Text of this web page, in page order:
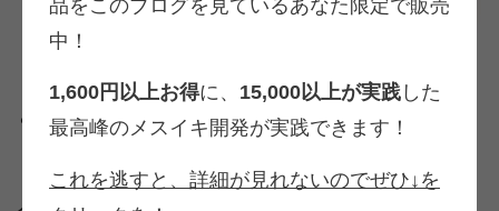
どんな人に向いてる？
→ドライ・メスイキの様々な快感を味わいたい
人。手間のかからないのが好きな人。
品をこのブログを見ているあなた限定で販売
中！
1,600円以上お得に、 15,000以上が実践 した
最高峰のメスイキ開発が実践できます！
これを逃すと、詳細が見れないのでぜひ↓を